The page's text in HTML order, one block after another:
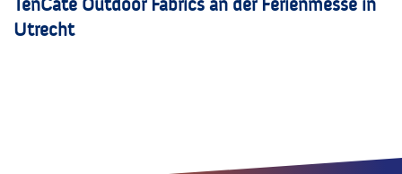
TenCate Outdoor Fabrics an der Ferienmesse in
Utrecht